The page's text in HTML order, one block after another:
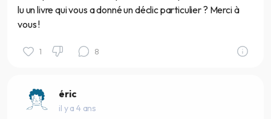
lu un livre qui vous a donné un déclic particulier ? Merci à
vous !
1 8
éric
il y a 4 ans